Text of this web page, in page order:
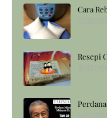
Cara
Resepi